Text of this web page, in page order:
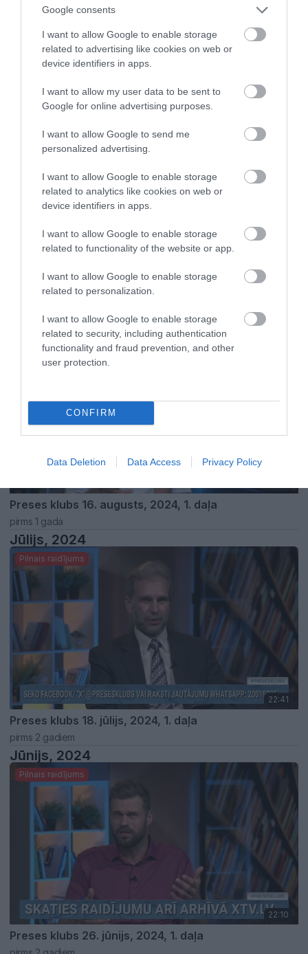
Google consents
I want to allow Google to enable storage
related to advertising like cookies on web or
device identifiers in apps.
I want to allow my user data to be sent to
Google for online advertising purposes.
I want to allow Google to send me
personalized advertising.
I want to allow Google to enable storage
related to analytics like cookies on web or
device identifiers in apps.
I want to allow Google to enable storage
related to functionality of the website or app.
I want to allow Google to enable storage
related to personalization.
I want to allow Google to enable storage
related to security, including authentication
functionality and fraud prevention, and other
user protection.
CONFIRM
Data Deletion Data Access Privacy Policy
Preses klubs 5. septembris, 2024, 1. daļa
pirms 1 gada
Augusts, 2024
Pilnais raidījums
pirms 1 gada
Pilnais raidījums
Preses klubs 16. augusts, 2024, 1. daļa
pirms 1 gada
Jūlijs, 2024
Pilnais raidījums
22:41
Preses klubs 18. jūlijs, 2024, 1. daļa
pirms 2 gadiem
Jūnijs, 2024
Pilnais raidījums
22:10
Preses klubs 26. jūnijs, 2024, 1. daļa